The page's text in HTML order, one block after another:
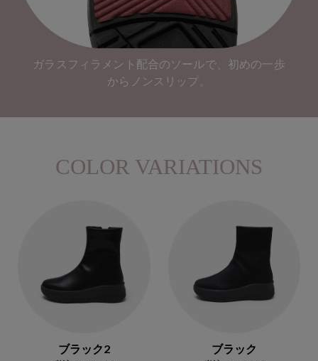
ガラスフィラメント配合のソールで、初めの一歩
からノンスリップ。
COLOR VARIATIONS
ブラック2 ブラック